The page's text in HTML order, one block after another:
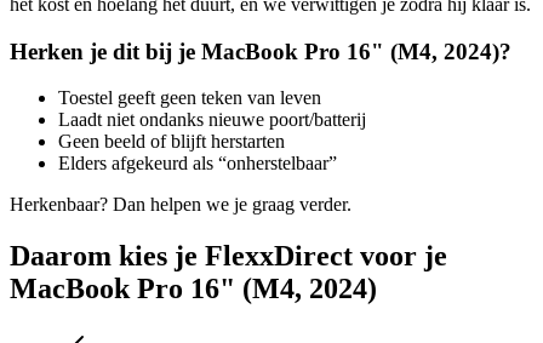
Herken je dit bij je MacBook Pro 16" (M4, 2024)?
Toestel geeft geen teken van leven
Laadt niet ondanks nieuwe poort/batterij
Geen beeld of blijft herstarten
Elders afgekeurd als “onherstelbaar”
Herkenbaar? Dan helpen we je graag verder.
Daarom kies je FlexxDirect voor je
MacBook Pro 16" (M4, 2024)